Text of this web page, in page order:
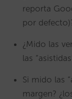
reporta
por
¿Mido las
las
Si mido las
margen?